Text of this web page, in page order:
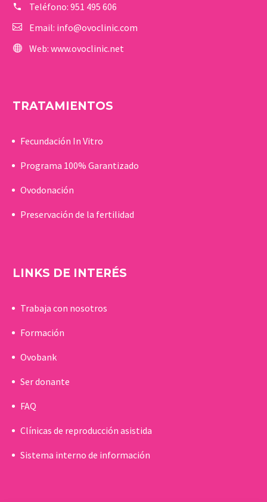
Teléfono: 951 495 606
Email: info@ovoclinic.com
Web: www.ovoclinic.net
TRATAMIENTOS
Fecundación In Vitro
Programa 100% Garantizado
Ovodonación
Preservación de la fertilidad
LINKS DE INTERÉS
Trabaja con nosotros
Formación
Ovobank
Ser donante
FAQ
Clínicas de reproducción asistida
Sistema interno de información